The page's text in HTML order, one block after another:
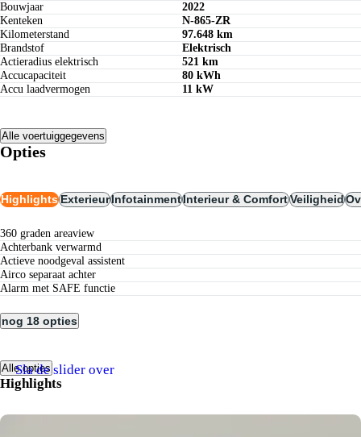
Bouwjaar
2022
Kenteken
N-865-ZR
Kilometerstand
97.648 km
Brandstof
Elektrisch
Actieradius elektrisch
521 km
Accucapaciteit
80 kWh
Accu laadvermogen
11 kW
Alle voertuiggegevens
Opties
HighlightsExterieurInfotainmentInterieur & ComfortVeiligheid
360 graden areaview
achterbank verwarmd
actieve noodgeval assistent
airco separaat achter
Alarm met SAFE functie
nog 18 opties
Alle opties
Highlights
Sla de slider over